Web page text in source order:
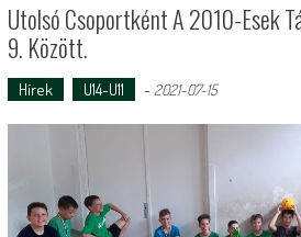
Utolsó Csoportként A 2010-Esek
9. Között.
Hírek U14-U11 - 2021-07-15